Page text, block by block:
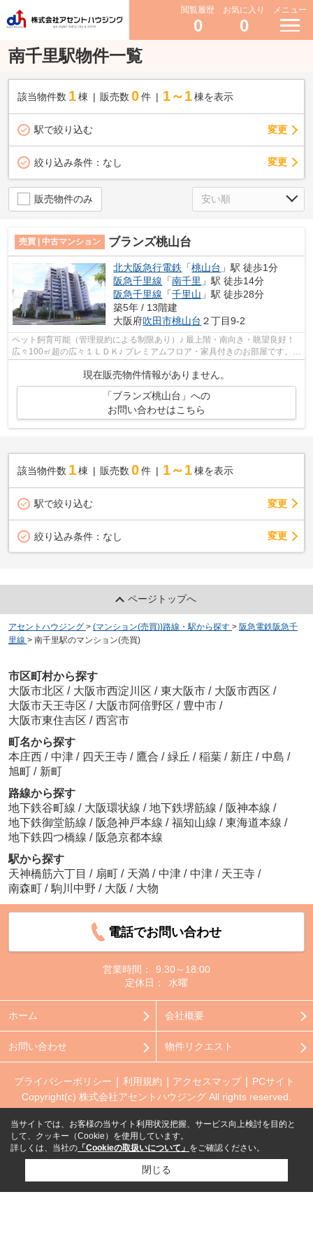
閲覧履歴
0
お気に入り
0
メニュー
南千里駅物件一覧
該当物件数 1棟 販売数 0 件 1～1 棟を表示
駅で絞り込む 変更
絞り込み条件： なし 変更
販売物件のみ
売買 | 中古マンション ブランズ桃山台
北大阪急行電鉄 「桃山台 」駅 徒歩1分
阪急千里線 「南千里 」駅 徒歩14分
阪急千里線 「千里山 」駅 徒歩28分
築5年 / 13階建
大阪府吹田市桃山台 ２丁目9-2
ペット飼育可能（管理規約による制限あり）♪ 最上階・南向き・眺望良好！
広々100㎡超の広々１ＬＤＫ♪ プレミアムフロア・家具付きのお部屋です。
現在販売物件情報がありません。
「ブランズ桃山台」への
お問い合わせはこちら
該当物件数 1棟 販売数 0 件 1～1 棟を表示
駅で絞り込む 変更
絞り込み条件： なし 変更
ページトップへ
アセントハウジング > (マンション(売買))路線・駅から探す > 阪急電鉄阪急千
里線 > 南千里駅のマンション(売買)
市区町村から探す
大阪市北区 / 大阪市西淀川区 / 東大阪市 / 大阪市西区 /
大阪市天王寺区 / 大阪市阿倍野区 / 豊中市 /
大阪市東住吉区 / 西宮市
町名から探す
本庄西 / 中津 / 四天王寺 / 鷹合 / 緑丘 / 稲葉 / 新庄 / 中島 /
旭町 / 新町
路線から探す
地下鉄谷町線 / 大阪環状線 / 地下鉄堺筋線 / 阪神本線 /
地下鉄御堂筋線 / 阪急神戸本線 / 福知山線 / 東海道本線 /
地下鉄四つ橋線 / 阪急京都本線
駅から探す
天神橋筋六丁目 / 扇町 / 天満 / 中津 / 中津 / 天王寺 /
南森町 / 駒川中野 / 大阪 / 大物
電話でお問い合わせ
営業時間：
9:30～18:00
定休日：
水曜
ホーム 会社概要
お問い合わせ 物件リクエスト
プライバシーポリシー 利用規約 アクセスマップ
PCサイト
Copyright(c) 株式会社アセントハウジング All rights reserved.
当サイトでは、お客様の当サイト利用状況把握、サービス向上検討を目的と
して、クッキー（Cookie）を使用しています。
詳しくは、当社の 「Cookieの取扱いについて」 をご確認ください。
閉じる